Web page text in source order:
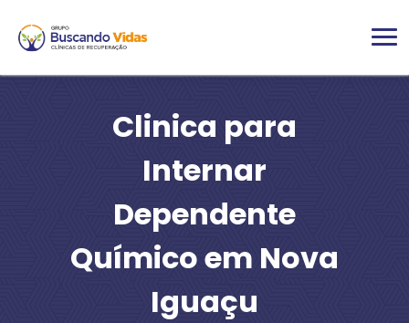
Clinica para
Internar
Dependente
Químico em Nova
Iguaçu